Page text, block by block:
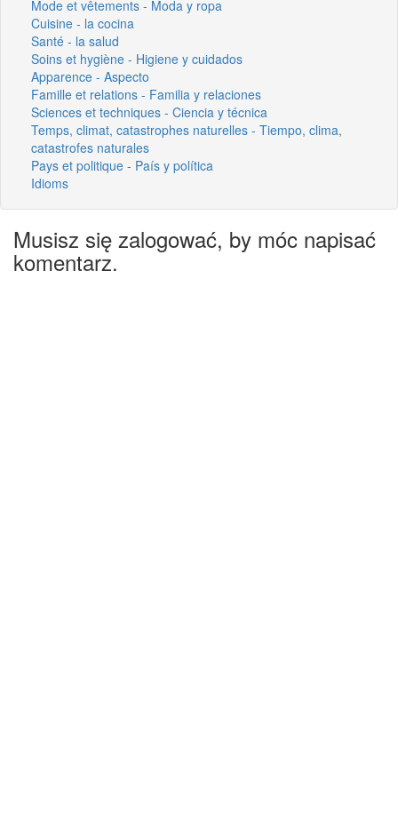
Mode et vêtements - Moda y ropa
Cuisine - la cocina
Santé - la salud
Soins et hygiène - Higiene y cuidados
Apparence - Aspecto
Famille et relations - Familia y relaciones
Sciences et techniques - Ciencia y técnica
Temps, climat, catastrophes naturelles - Tiempo, clima,
catastrofes naturales
Pays et politique - País y política
Idioms
Musisz się zalogować, by móc napisać
komentarz.